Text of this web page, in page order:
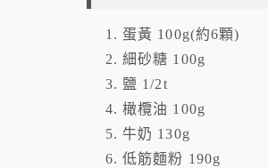
蛋黃 100g(約6顆)
細砂糖 100g
鹽 1/2t
橄欖油 100g
牛奶 130g
低筋麵粉 190g